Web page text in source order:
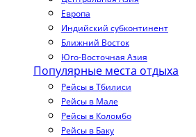
Европа
Индийский субконтинент
Ближний Восток
Юго-Восточная Азия
Популярные места отдыха
Рейсы в Тбилиси
Рейсы в Мале
Рейсы в Коломбо
Рейсы в Баку